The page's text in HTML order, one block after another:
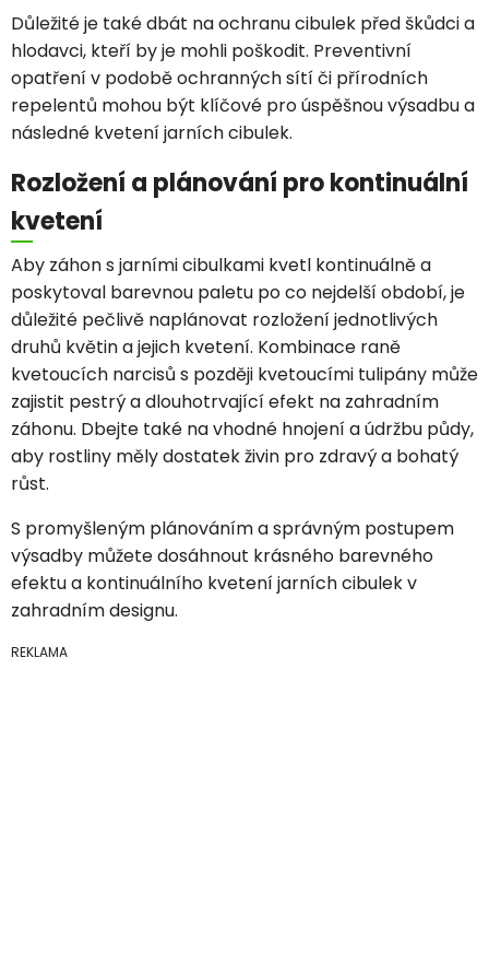
Důležité je také dbát na ochranu cibulek před škůdci a
hlodavci, kteří by je mohli poškodit. Preventivní
opatření v podobě ochranných sítí či přírodních
repelentů mohou být klíčové pro úspěšnou výsadbu a
následné kvetení jarních cibulek.
Rozložení a plánování pro kontinuální
kvetení
Aby záhon s jarními cibulkami kvetl kontinuálně a
poskytoval barevnou paletu po co nejdelší období, je
důležité pečlivě naplánovat rozložení jednotlivých
druhů květin a jejich kvetení. Kombinace raně
kvetoucích narcisů s později kvetoucími tulipány může
zajistit pestrý a dlouhotrvající efekt na zahradním
záhonu. Dbejte také na vhodné hnojení a údržbu půdy,
aby rostliny měly dostatek živin pro zdravý a bohatý
růst.
S promyšleným plánováním a správným postupem
výsadby můžete dosáhnout krásného barevného
efektu a kontinuálního kvetení jarních cibulek v
zahradním designu.
REKLAMA